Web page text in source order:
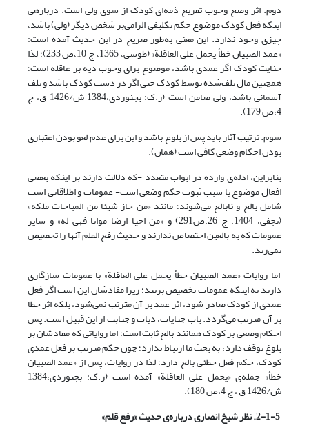
دوم. اثر وضع وجوب تفریغ ذمه‌ای کودک از سوی ولی است. درباره­ی
اینکه فعل کودک موضوع حکم تکلیفی الزامی‌‌بر شخص دیگر (ولی) باشد،
چیزی وجود ندارد. این معنی به‌طور صریح در این حدیث آمده است:
«عمد الصبیان خطأ یحمل علی العاقلة» (طوسی، 1365، ج 10،ص 233)؛ لذا
جنایت کودک اگر عمدی باشد، موضوع برای وجوب دیه بر عاقله است؛
همچنین مال تلف‌شده توسط کودک حتی اگر در دست کودک باشد و تلف
آسمانی باشد، ولی ضامن است (ر.ک: بجنوردی،1384 ش/1426 ق، ج
4،ص 179).
سوم. ترتیب آثار باید پس از بلوغ باشد و این برای عدم لغو بودن اعتباری
بودن احکام وضعی کافی است (همان).
بنابراین، ادله‌ی وارده در ابواب متعدد -که دلالت دارند بر اینکه بعضی
افعال موضوع یا سبب ثبوت حکم وضعی است- عمومات و اطلاقاتی است
شامل بالغ و نابالغ می‌شوند؛ مانند «من حاز شیئا من المباحات ملکه»
(نجفی، 1404، ج 26،ص291) و «من احیا ارضا مواتا فهی له» و سایر
عمومات که به بالغین اختصاص ندارند و حدیث رفع القلم آنها را تخصیص
نمی‌زند.
اما روایات «عمد الصبیان خطأ یحمل علی العاقلة» با عمومات سازگاری
دارند نه اینکه عمومات تخصیص بزنند؛ زیرا مفادشان این است اگر فعل
عمدی از کودک صادر شود، اثر عمد بر آن مترتب نمی‌شود، بلکه اثر خطا
بر آن مترتب می‌گردد. باب جنایات، دیات و جنابت از این قبیل است. پس
احکام وضعی بر کودک همانند بالغ ثابت است؛ اما روایاتی که مفادشان بر
بلوغ توقف دارد، به بحث ما ارتباط ندارد؛ چون حکم مترتب بر فعل عمدی
کودک، حکم فعل خطئی بالغ دارد؛ لذا در روایات، پس از «عمد الصبیان
خطأ» جمله‌ی «یحمل علی العاقلة» آمده است (ر.ک: بجنوردی،1384
ش/1426 ق ، ج 4،ص 180).
2-1-5. نظر شیخ انصاری درباره‌ی حدیث «رفع قلم»